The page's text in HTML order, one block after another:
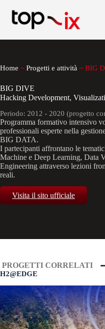
contenuto
Home ~ Progetti e attività ~ BIG
BIG DIVE
Hacking Development,
Periodo: 2012 - 2020 (progetto
Programma formativo intensivo
professionali esperte nella
BIG DATA.
I partecipanti affrontano le
Machine e Deep Learning, Data
Engineering attraverso lezioni
reali.
Visita il sito ufficiale
PROGETTI CORRELATI
H2@EDGE